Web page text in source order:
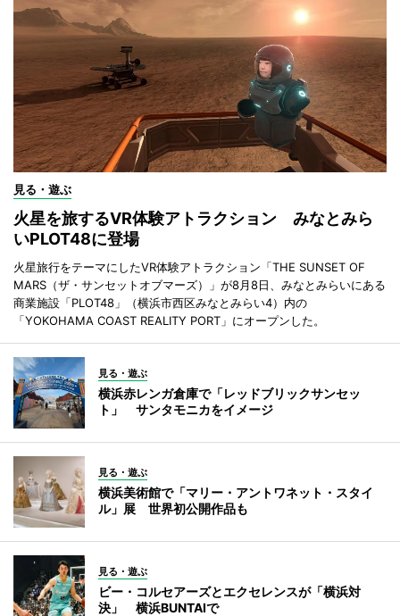
見る・遊ぶ
火星を旅するVR体験アトラクション みなとみら
いPLOT48に登場
火星旅行をテーマにしたVR体験アトラクション「THE SUNSET OF
MARS（ザ・サンセットオブマーズ）」が8月8日、みなとみらいにある
商業施設「PLOT48」（横浜市西区みなとみらい4）内の
「YOKOHAMA COAST REALITY PORT」にオープンした。
見る・遊ぶ
横浜赤レンガ倉庫で「レッドブリックサンセッ
ト」 サンタモニカをイメージ
見る・遊ぶ
横浜美術館で「マリー・アントワネット・スタイ
ル」展 世界初公開作品も
見る・遊ぶ
ビー・コルセアーズとエクセレンスが「横浜対
決」 横浜BUNTAIで